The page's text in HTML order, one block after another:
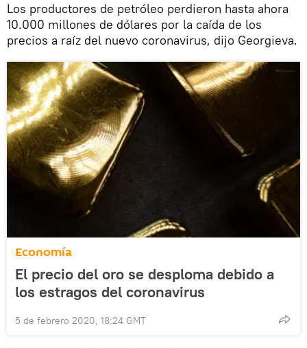
Los productores de petróleo perdieron hasta ahora
10.000 millones de dólares por la caída de los
precios a raíz del nuevo coronavirus, dijo Georgieva.
Economía
El precio del oro se desploma debido a
los estragos del coronavirus
5 de febrero 2020, 18:24 GMT